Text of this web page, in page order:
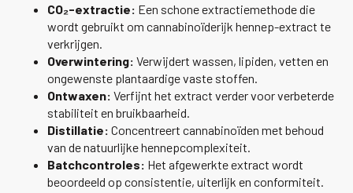
CO₂-extractie: Een schone extractiemethode die
wordt gebruikt om cannabinoïderijk hennep-extract te
verkrijgen.
Overwintering: Verwijdert wassen, lipiden, vetten en
ongewenste plantaardige vaste stoffen.
Ontwaxen: Verfijnt het extract verder voor verbeterde
stabiliteit en bruikbaarheid.
Distillatie: Concentreert cannabinoïden met behoud
van de natuurlijke hennepcomplexiteit.
Batchcontroles: Het afgewerkte extract wordt
beoordeeld op consistentie, uiterlijk en conformiteit.